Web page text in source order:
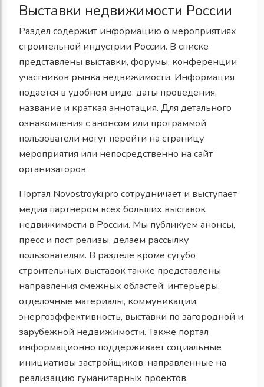
Выставки недвижимости России
Раздел содержит информацию о мероприятиях
строительной индустрии России. В списке
представлены выставки, форумы, конференции
участников рынка недвижимости. Информация
подается в удобном виде: даты проведения,
название и краткая аннотация. Для детального
ознакомления с анонсом или программой
пользователи могут перейти на страницу
мероприятия или непосредственно на сайт
организаторов.
Портал Novostroyki.pro сотрудничает и выступает
медиа партнером всех больших выставок
недвижимости в России. Мы публикуем анонсы,
пресс и пост релизы, делаем рассылку
пользователям. В разделе кроме сугубо
строительных выставок также представлены
направления смежных областей: интерьеры,
отделочные материалы, коммуникации,
энергоэффективность, выставки по загородной и
зарубежной недвижимости. Также портал
информационно поддерживает социальные
инициативы застройщиков, направленные на
реализацию гуманитарных проектов.